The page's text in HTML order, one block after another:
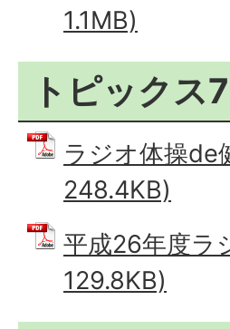
1.1MB)
トピックス7
ラジオ体操de
248.4KB)
平成26年度ラ
129.8KB)